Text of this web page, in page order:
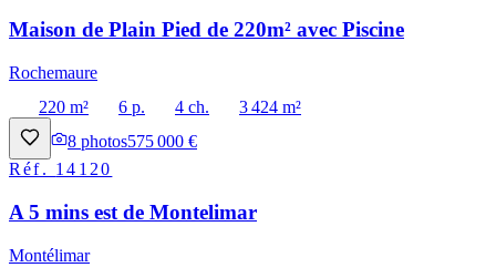
Maison de Plain Pied de 220m² avec Piscine
Rochemaure
220 m²
6 p. 4 ch.
3 424 m²
8 photos575 000 €
Réf. 14120
A 5 mins est de Montelimar
Montélimar